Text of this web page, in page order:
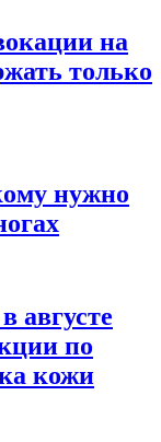
на
только
нужно
августе
по
кожи